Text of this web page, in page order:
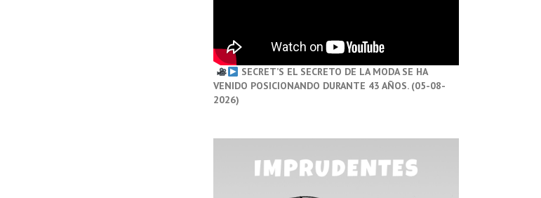
SECRET’S EL SECRETO DE LA MODA SE HA
VENIDO POSICIONANDO DURANTE 43 AÑOS. (05-08-
2026)